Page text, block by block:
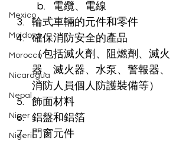
Mexico
Moldova
Morocco
Nicaragua
Nepal
Niger
Nigeria
電纜、電線
輪式車輛的元件和零件
確保消防安全的產品
（包括滅火劑、阻燃劑、滅火
器、滅火器、水泵、警報器、
消防人員個人防護裝備等）
飾面材料
鋁盤和鋁箔
門窗元件